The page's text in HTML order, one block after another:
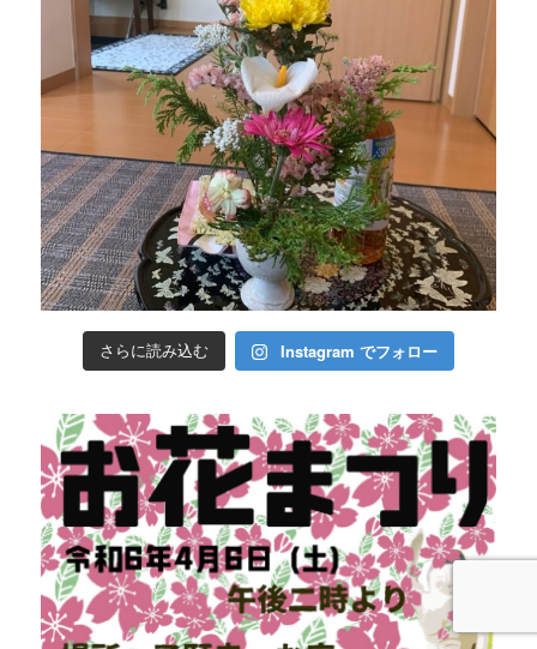
さらに読み込む Instagram でフォロー